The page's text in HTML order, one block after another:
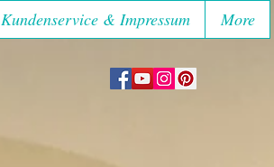
Kundenservice & Impressum More